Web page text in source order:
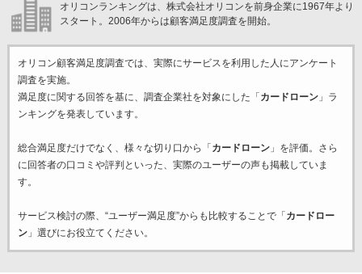
オリコンランキングは、株式会社オリコンを前身企業に1967年より
スタート。2006年からは顧客満足度調査を開始。
オリコン顧客満足度調査では、実際にサービスを利用した 人にアンケート
調査を実施。
満足度に関する回答を基に、調査企業社を対象にした「 カードローン」ラ
ンキングを発表しています。
総合満足度だけでなく、様々な切り口から「 カードローン」を評価。さら
に回答者の口コミや評判といった、実際のユーザーの声も掲載していま
す。
サービス検討の際、“ユーザー満足度”からも比較することで「 カードロー
ン」選びにお役立てください。